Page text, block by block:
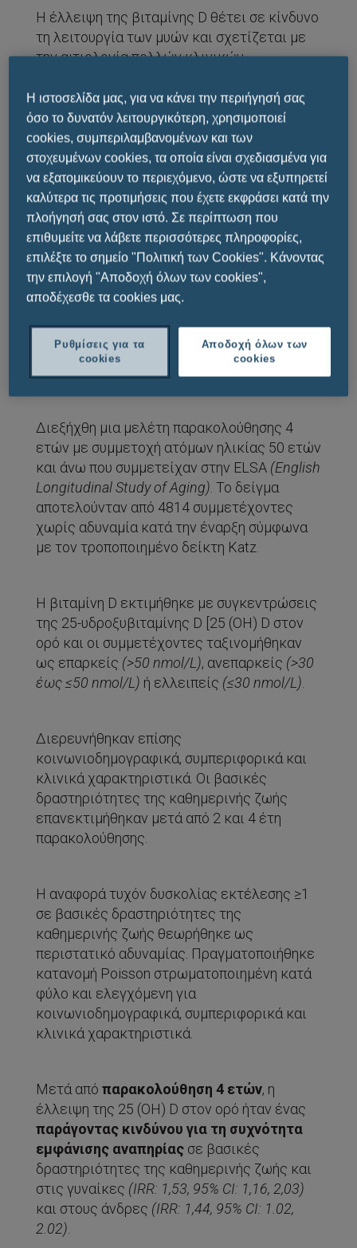
Η έλλειψη της βιταμίνης D θέτει σε κίνδυνο
τη λειτουργία των μυών και σχετίζεται με
την αιτιολογία πολλών κλινικών
στην ανάπτυξη της αδυναμίας. Ωστόσο,
υπάρχουν λίγες επιδημιολογικές μελέτες
που διερευνούν τη σχέση μεταξύ της
έλλειψης της βιταμίνης D και της
επίπτωσης της αδυναμίας.
Στόχος μας ήταν να εκτιμήσουμε εάν η
έλλειψη της βιταμίνηςDσχετίζεται με την
επίπτωση της αδυναμίας
σε βασικές δραστηριότητες της
και να επαληθεύσουμε εάν υπάρχουν
διαφορές ανάμεσα στα δύο φύλα σ’ αυτή τη
σχέση.
Διεξήχθη μια μελέτη παρακολούθησης 4
ετών με συμμετοχή ατόμων ηλικίας 50 ετών
και άνω που συμμετείχαν στην ELSA (English
LongitudinalStudyofAging) . Το δείγμα
αποτελούνταν από 4814 συμμετέχοντες
χωρίς αδυναμία κατά την έναρξη σύμφωνα
με τον τροποποιημένο δείκτη Katz.
Η βιταμίνη D εκτιμήθηκε με συγκεντρώσεις
της 25-υδροξυβιταμίνης D [25 (OH) D στον
ορό και οι συμμετέχοντες ταξινομήθηκαν
ως επαρκείς (>50 nmol/L ), ανεπαρκείς (>30
έως ≤50 nmol/L ) ή ελλειπείς (≤30 nmol/L )
Διερευνήθηκαν επίσης
κοινωνιοδημογραφικά, συμπεριφορικά και
κλινικά χαρακτηριστικά. Oι βασικές
δραστηριότητες της καθημερινής ζωής
επανεκτιμήθηκαν μετά από 2 και 4 έτη
παρακολούθησης.
Η αναφορά τυχόν δυσκολίας εκτέλεσης ≥1
σε βασικές δραστηριότητες της
καθημερινής ζωής θεωρήθηκε ως
περιστατικό αδυναμίας. Πραγματοποιήθηκε
κατανομή Poisson στρωματοποιημένη κατά
φύλο και ελεγχόμενη για
κοινωνιοδημογραφικά, συμπεριφορικά και
κλινικά χαρακτηριστικά.
Μετά από παρακολούθηση 4 ετών, η
έλλειψη της 25 (OH) D στον ορό ήταν ένας
παράγοντας κινδύνου για τη συχνότητα
εμφάνισης αναπηρίας σε βασικές
δραστηριότητες της καθημερινής ζωής και
στις γυναίκες (IRR: 1,53, 95% CI: 1,16, 2,03)
και στους άνδρες (IRR: 1,44, 95% CI: 1.02,
2.02)
Η ιστοσελίδα μας, για να κάνει την περιήγησή σας
όσο το δυνατόν λειτουργικότερη, χρησιμοποιεί
cookies, συμπεριλαμβανομένων και των
στοχευμένων cookies, τα οποία είναι σχεδιασμένα για
να εξατομικεύουν το περιεχόμενο, ώστε να εξυπηρετεί
καλύτερα τις προτιμήσεις που έχετε εκφράσει κατά την
πλοήγησή σας στον ιστό. Σε περίπτωση που
επιθυμείτε να λάβετε περισσότερες πληροφορίες,
επιλέξτε το σημείο "Πολιτική των Cookies". Κάνοντας
την επιλογή "Αποδοχή όλων των cookies",
αποδέχεσθε τα cookies μας.
Αποδοχή όλων των
cookies
Ρυθμίσεις για τα
cookies